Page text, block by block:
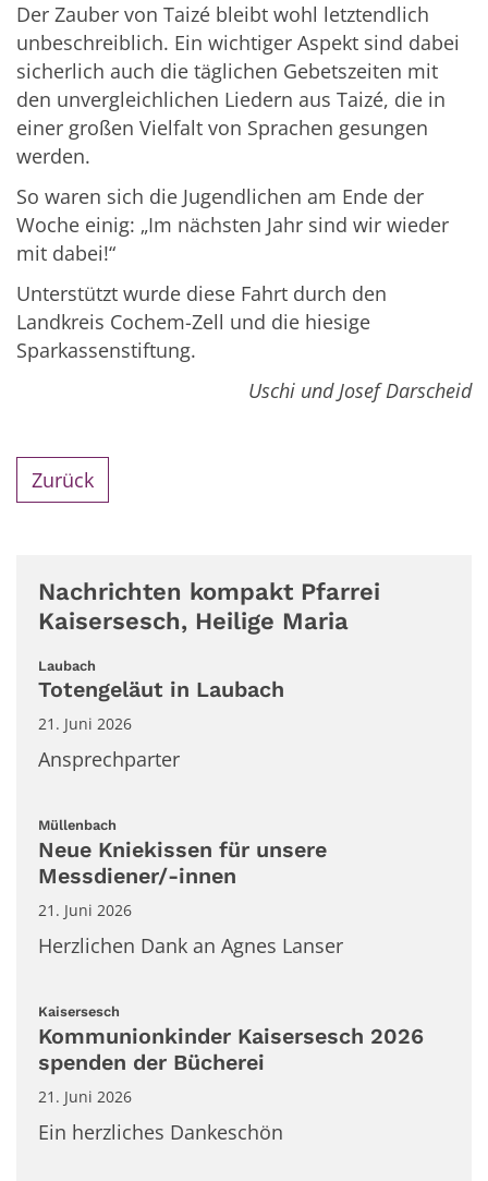
Der Zauber von Taizé bleibt wohl letztendlich
unbeschreiblich. Ein wichtiger Aspekt sind dabei
sicherlich auch die täglichen Gebetszeiten mit
den unvergleichlichen Liedern aus Taizé, die in
einer großen Vielfalt von Sprachen gesungen
werden.
So waren sich die Jugendlichen am Ende der
Woche einig: „Im nächsten Jahr sind wir wieder
mit dabei!“
Unterstützt wurde diese Fahrt durch den
Landkreis Cochem-Zell und die hiesige
Sparkassenstiftung.
Uschi und Josef Darscheid
Zurück
Nachrichten kompakt Pfarrei
Kaisersesch, Heilige Maria
Laubach
Totengeläut in Laubach
21. Juni 2026
Ansprechparter
Müllenbach
Neue Kniekissen für unsere
Messdiener/-innen
21. Juni 2026
Herzlichen Dank an Agnes Lanser
Kaisersesch
Kommunionkinder Kaisersesch 2026
spenden der Bücherei
21. Juni 2026
Ein herzliches Dankeschön